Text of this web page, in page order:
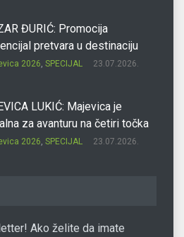
ĐURIĆ: Promocija
pretvara u destinaciju
2026, SPECIJAL 23.07.2026.
LUKIĆ: Majevica je
za avanturu na četiri točka
2026, SPECIJAL 23.07.2026.
Ako želite da imate